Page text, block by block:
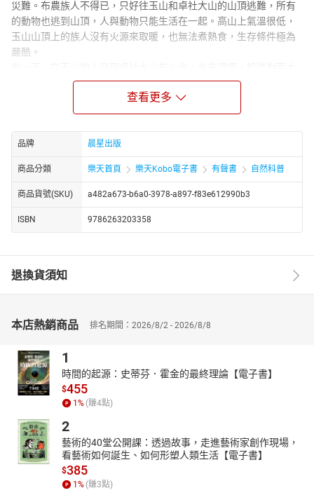
災難。布農族人不得已，只好往玉山和卓社大山的山頂逃難，所有
的動物也逃到山頂，人與動物只能生活在一起。高山上氣溫很低，
玉山山頂上的族人沒有火源來取暖，也無法煮熱食，生存條件極為
嚴酷。
山有人有火種，於是，一場人類拜託動物橫越大海取火種的計畫展
1.以布農族巒群族語搭配華語朗讀的有聲書，適合中小學學生學
習，以及原住民母語教材採用。
2.以布農族民俗動物神話與傳說為文本，創作成為適合親子母語聆
3.本集以布農族大洪水的神話為藍本，創作出傳說中的巨蛇與大螃
推薦總序 永恆的泉源、無盡的寶藏── 布農族神話傳說有聲書序 劉
智濬
《洪水神話：螃蟹與巨蛇》華語版
【有聲書引言】
這是一則布農族人家喻戶曉的傳說故事，有關大洪水的神話：螃蟹
與巨蛇。
從前在布農族遠古時代，有一次，發生了大洪水，族人都不約而同
的逃到了最高的玉山（Saviq）和卓社大山（Qaas）的山頂去避
難。大洪水氾濫，把大地都淹沒了，來得急也太突然，所有人急急
忙忙的，動物也一樣，紛紛逃命到山頂上……
【有聲書製作】
總策畫／撰文：田哲益
查看更多
品牌 晨星出版
商品分類 樂天首頁 樂天Kobo電子書 有聲書 自然科普
商品貨號(SKU) a482a673-b6a0-3978-a897-f83e612990b3
ISBN 9786263203358
退換貨須知
本店熱銷商品 排名期間：2026/8/2 - 2026/8/8
1
時間的起源：史蒂芬．霍金的最終理論【電子書】
$455
1 % (賺4點)
2
藝術的40堂公開課：透過故事，走進藝術家創作現場，
看藝術如何誕生、如何形塑人類生活【電子書】
$385
1 % (賺3點)